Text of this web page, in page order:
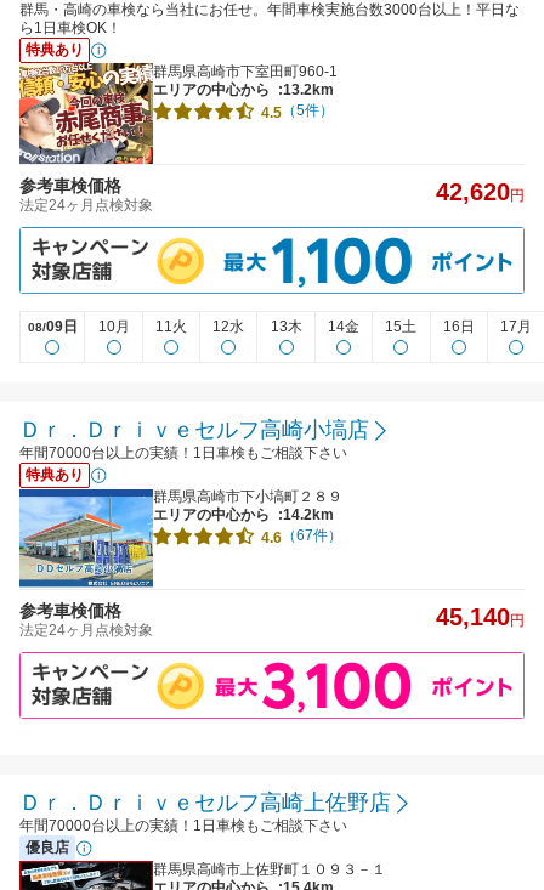
群馬・高崎の車検なら当社にお任せ。年間車検実施台数3000台以上！平日な
ら1日車検OK！
特典あり
群馬県高崎市下室田町960-1
エリアの中心から
:13.2km
4.5 （5件）
参考車検価格
法定24ヶ月点検対象 42,620円
08/09日 10月 11火 12水 13木 14金 15土 16日 17月
Ｄｒ．Ｄｒｉｖｅセルフ高崎小塙店
年間70000台以上の実績！1日車検もご相談下さい
特典あり
群馬県高崎市下小塙町２８９
エリアの中心から
:14.2km
4.6 （67件）
参考車検価格
法定24ヶ月点検対象 45,140円
Ｄｒ．Ｄｒｉｖｅセルフ高崎上佐野店
年間70000台以上の実績！1日車検もご相談下さい
優良店
群馬県高崎市上佐野町１０９３－１